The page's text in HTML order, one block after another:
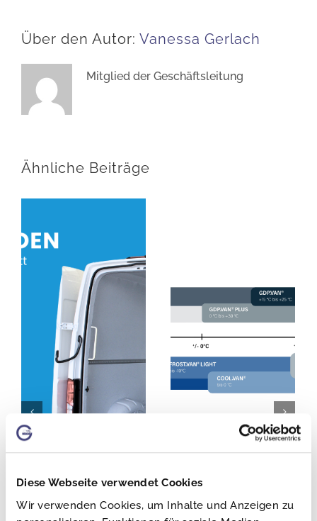
Diese Webseite verwendet Cookies
Wir verwenden Cookies, um Inhalte und Anzeigen zu
Über den Autor: Vanessa Gerlach
Mitglied der Geschäftsleitung
Ähnliche Beiträge
Arbeitssicherheit im
Noch schneller zum